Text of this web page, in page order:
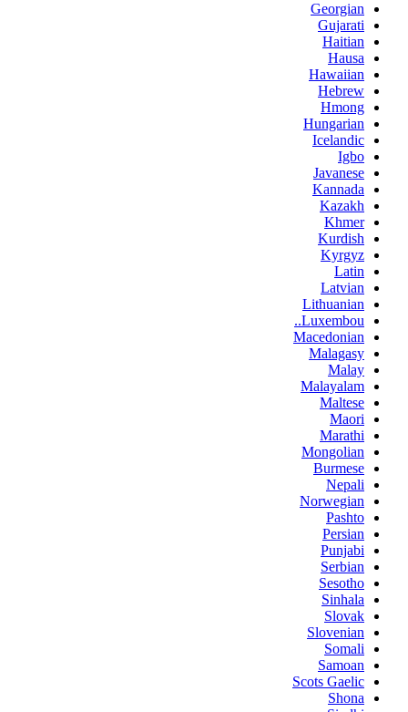
Georgian
Gujarati
Haitian
Hausa
Hawaiian
Hebrew
Hmong
Hungarian
Icelandic
Igbo
Javanese
Kannada
Kazakh
Khmer
Kurdish
Kyrgyz
Latin
Latvian
Lithuanian
Luxembou..
Macedonian
Malagasy
Malay
Malayalam
Maltese
Maori
Marathi
Mongolian
Burmese
Nepali
Norwegian
Pashto
Persian
Punjabi
Serbian
Sesotho
Sinhala
Slovak
Slovenian
Somali
Samoan
Scots Gaelic
Shona